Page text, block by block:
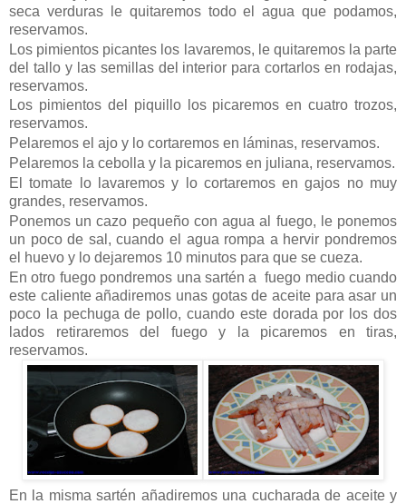
seca verduras le quitaremos todo el agua que podamos,
reservamos.
Los pimientos picantes los lavaremos, le quitaremos la parte
del tallo y las semillas del interior para cortarlos en rodajas,
reservamos.
Los pimientos del piquillo los picaremos en cuatro trozos,
reservamos.
Pelaremos el ajo y lo cortaremos en láminas, reservamos.
Pelaremos la cebolla y la picaremos en juliana, reservamos.
El tomate lo lavaremos y lo cortaremos en gajos no muy
grandes, reservamos.
Ponemos un cazo pequeño con agua al fuego, le ponemos
un poco de sal, cuando el agua rompa a hervir pondremos
el huevo y lo dejaremos 10 minutos para que se cueza.
En otro fuego pondremos una sartén a fuego medio cuando
este caliente añadiremos unas gotas de aceite para asar un
poco la pechuga de pollo, cuando este dorada por los dos
lados retiraremos del fuego y la picaremos en tiras,
reservamos.
En la misma sartén añadiremos una cucharada de aceite y